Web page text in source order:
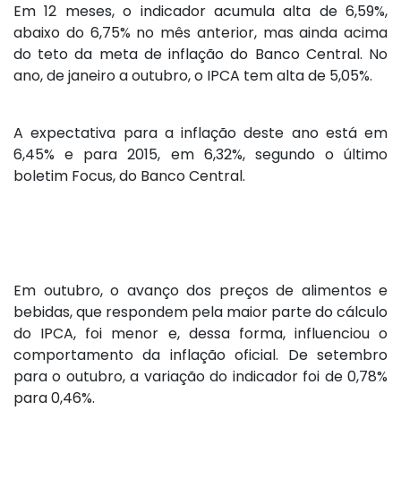
Em 12 meses, o indicador acumula alta de 6,59%,
abaixo do 6,75% no mês anterior, mas ainda acima
do teto da meta de inflação do Banco Central. No
ano, de janeiro a outubro, o IPCA tem alta de 5,05%.
A expectativa para a inflação deste ano está em
6,45% e para 2015, em 6,32%, segundo o último
boletim Focus, do Banco Central.
Em outubro, o avanço dos preços de alimentos e
bebidas, que respondem pela maior parte do cálculo
do IPCA, foi menor e, dessa forma, influenciou o
comportamento da inflação oficial. De setembro
para o outubro, a variação do indicador foi de 0,78%
para 0,46%.